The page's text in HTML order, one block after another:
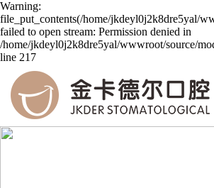
Warning:
file_put_contents(/home/jkdeyl0j2k8dre5yal/
failed to open stream: Permission denied in
/home/jkdeyl0j2k8dre5yal/wwwroot/source/
line 217